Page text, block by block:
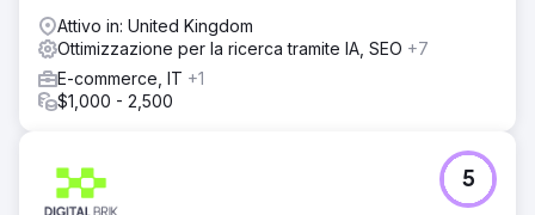
Attivo in: United Kingdom
Ottimizzazione per la ricerca tramite IA, SEO +7
E-commerce, IT +1
$1,000 - 2,500
5